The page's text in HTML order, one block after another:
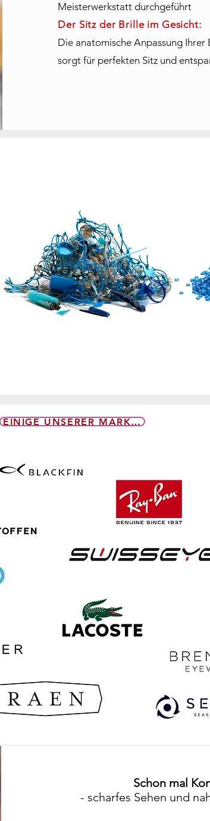
Meisterwerkstatt durchgeführt
Der Sitz der Brille im Gesicht:
Die anatomische Anpassung
sorgt für perfekten Sitz und
EINIGE UNSERER MARKEN
Schon mal
- scharfes Sehen und